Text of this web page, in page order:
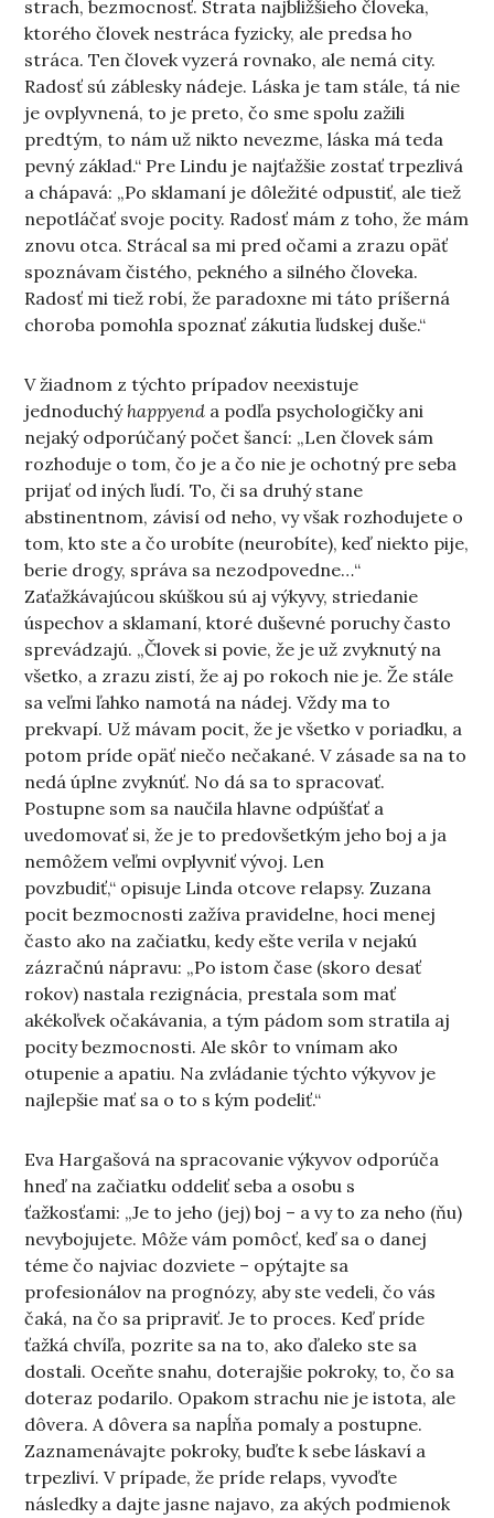
strach, bezmocnosť. Strata najbližšieho človeka,
ktorého človek nestráca fyzicky, ale predsa ho
stráca. Ten človek vyzerá rovnako, ale nemá city.
Radosť sú záblesky nádeje. Láska je tam stále, tá nie
je ovplyvnená, to je preto, čo sme spolu zažili
predtým, to nám už nikto nevezme, láska má teda
pevný základ.“ Pre Lindu je najťažšie zostať trpezlivá
a chápavá: „Po sklamaní je dôležité odpustiť, ale tiež
nepotláčať svoje pocity. Radosť mám z toho, že mám
znovu otca. Strácal sa mi pred očami a zrazu opäť
spoznávam čistého, pekného a silného človeka.
Radosť mi tiež robí, že paradoxne mi táto príšerná
choroba pomohla spoznať zákutia ľudskej duše.“
V žiadnom z týchto prípadov neexistuje
jednoduchýhappyend a podľa psychologičky ani
nejaký odporúčaný počet šancí: „Len človek sám
rozhoduje o tom, čo je a čo nie je ochotný pre seba
prijať od iných ľudí. To, či sa druhý stane
abstinentnom, závisí od neho, vy však rozhodujete o
tom, kto ste a čo urobíte (neurobíte), keď niekto pije,
berie drogy, správa sa nezodpovedne…“
Zaťažkávajúcou skúškou sú aj výkyvy, striedanie
úspechov a sklamaní, ktoré duševné poruchy často
sprevádzajú. „Človek si povie, že je už zvyknutý na
všetko, a zrazu zistí, že aj po rokoch nie je. Že stále
sa veľmi ľahko namotá na nádej. Vždy ma to
prekvapí. Už mávam pocit, že je všetko v poriadku, a
potom príde opäť niečo nečakané. V zásade sa na to
nedá úplne zvyknúť. No dá sa to spracovať.
Postupne som sa naučila hlavne odpúšťať a
uvedomovať si, že je to predovšetkým jeho boj a ja
nemôžem veľmi ovplyvniť vývoj. Len
povzbudiť,“ opisuje Linda otcove relapsy. Zuzana
pocit bezmocnosti zažíva pravidelne, hoci menej
často ako na začiatku, kedy ešte verila v nejakú
zázračnú nápravu: „Po istom čase (skoro desať
rokov) nastala rezignácia, prestala som mať
akékoľvek očakávania, a tým pádom som stratila aj
pocity bezmocnosti. Ale skôr to vnímam ako
otupenie a apatiu. Na zvládanie týchto výkyvov je
najlepšie mať sa o to s kým podeliť.“
Eva Hargašová na spracovanie výkyvov odporúča
hneď na začiatku oddeliť seba a osobu s
ťažkosťami: „Je to jeho (jej) boj – a vy to za neho (ňu)
nevybojujete. Môže vám pomôcť, keď sa o danej
téme čo najviac dozviete – opýtajte sa
profesionálov na prognózy, aby ste vedeli, čo vás
čaká, na čo sa pripraviť. Je to proces. Keď príde
ťažká chvíľa, pozrite sa na to, ako ďaleko ste sa
dostali. Oceňte snahu, doterajšie pokroky, to, čo sa
doteraz podarilo. Opakom strachu nie je istota, ale
dôvera. A dôvera sa napĺňa pomaly a postupne.
Zaznamenávajte pokroky, buďte k sebe láskaví a
trpezliví. V prípade, že príde relaps, vyvoďte
následky a dajte jasne najavo, za akých podmienok